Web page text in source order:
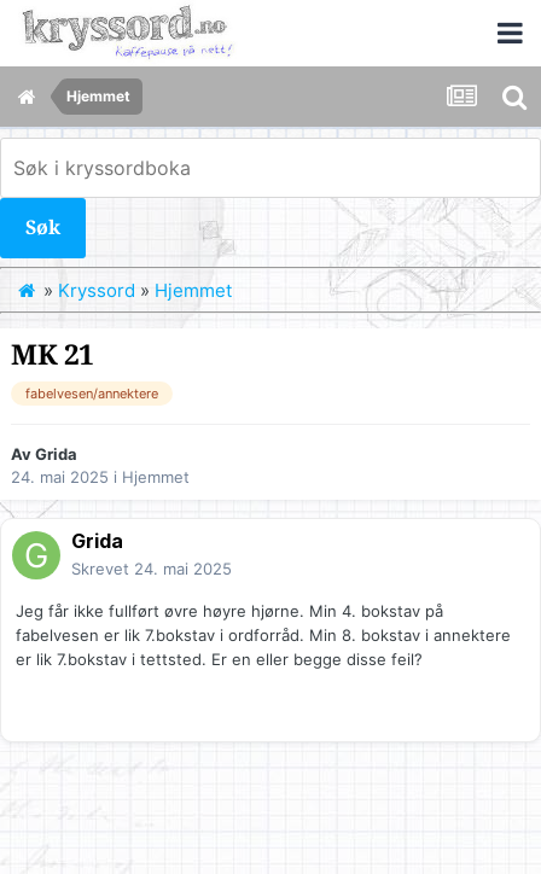
Hjemmet
Søk
» Kryssord » Hjemmet
MK 21
fabelvesen/annektere
AvGrida
24. mai 2025 i Hjemmet
Grida
Skrevet 24. mai 2025
Jeg får ikke fullført øvre høyre hjørne. Min 4. bokstav på
fabelvesen er lik 7.bokstav i ordforråd. Min 8. bokstav i annektere
er lik 7.bokstav i tettsted. Er en eller begge disse feil?